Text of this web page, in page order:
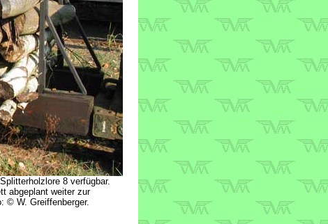
8 verfügbar.
abgeplant weiter zur
© W. Greiffenberger.